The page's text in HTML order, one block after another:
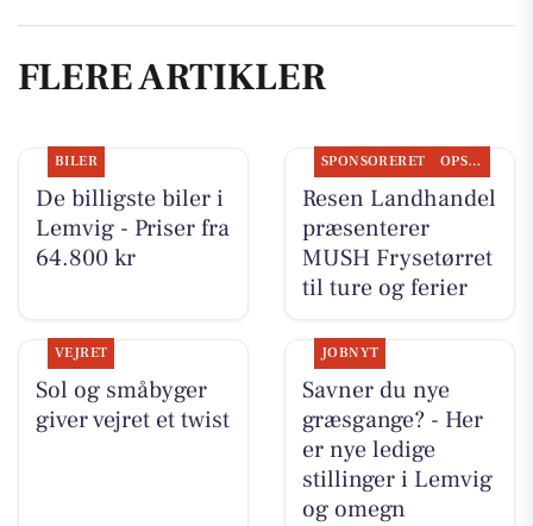
FLERE ARTIKLER
BILER
De billigste biler i
Lemvig - Priser fra
64.800 kr
SPONSORERET OPSLAGSTAVLEN
Resen Landhandel
præsenterer
MUSH Frysetørret
til ture og ferier
VEJRET
Sol og småbyger
giver vejret et twist
JOBNYT
Savner du nye
græsgange? - Her
er nye ledige
stillinger i Lemvig
og omegn